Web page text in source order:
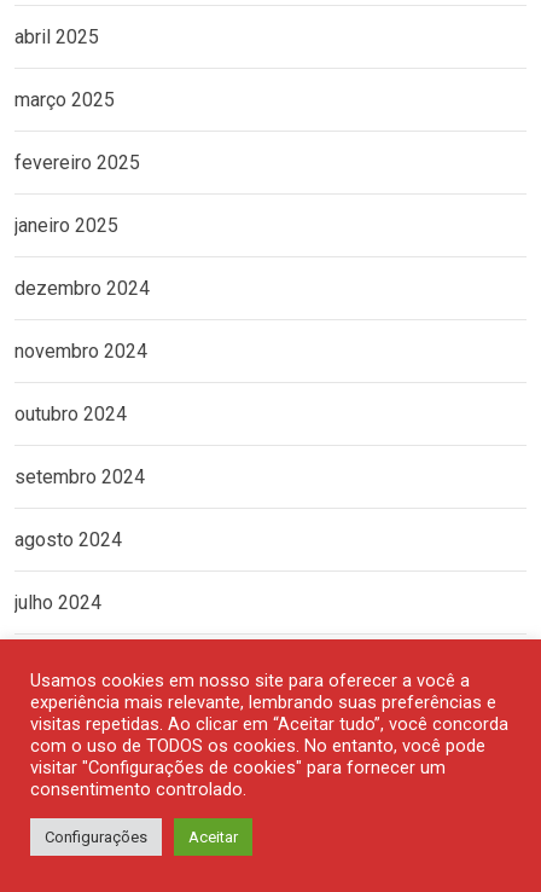
abril 2025
março 2025
fevereiro 2025
janeiro 2025
dezembro 2024
novembro 2024
outubro 2024
setembro 2024
agosto 2024
julho 2024
maio 2024
abril 2024
março 2024
Usamos cookies em nosso site para oferecer a você a
experiência mais relevante, lembrando suas preferências e
visitas repetidas. Ao clicar em “Aceitar tudo”, você concorda
com o uso de TODOS os cookies. No entanto, você pode
visitar "Configurações de cookies" para fornecer um
consentimento controlado.
Configurações Aceitar